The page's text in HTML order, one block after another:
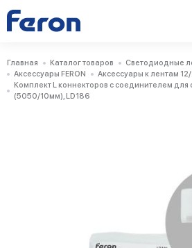
Главная Каталог товаров
Светодиодные
Аксессуары FERON
Аксессуары к лентам 12/
Комплект L коннекторов с соединителем для
(5050/10мм), LD186